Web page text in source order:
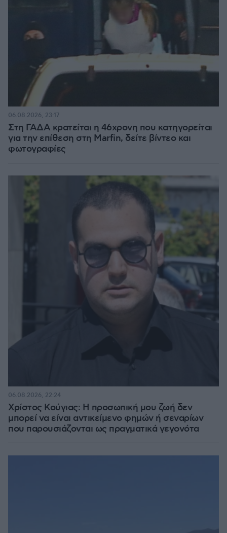
Στη ΓΑΔΑ κρατείται η 46χρονη που κατηγορείται
για την επίθεση στη Marfin, δείτε βίντεο και
φωτογραφίες
06.08.2026, 23:17
Χρίστος Κούγιας: Η προσωπική μου ζωή δεν
μπορεί να είναι αντικείμενο φημών ή σεναρίων
που παρουσιάζονται ως πραγματικά γεγονότα
06.08.2026, 22:24